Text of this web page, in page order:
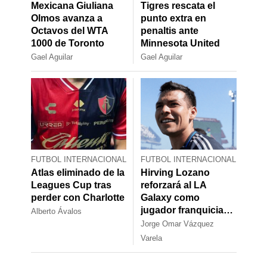
Mexicana Giuliana
Olmos avanza a
Octavos del WTA
1000 de Toronto
Gael Aguilar
Tigres rescata el
punto extra en
penaltis ante
Minnesota United
Gael Aguilar
FUTBOL INTERNACIONAL
Atlas eliminado de la
Leagues Cup tras
perder con Charlotte
Alberto Ávalos
FUTBOL INTERNACIONAL
Hirving Lozano
reforzará al LA
Galaxy como
jugador franquicia
en la MLS
Jorge Omar Vázquez
Varela